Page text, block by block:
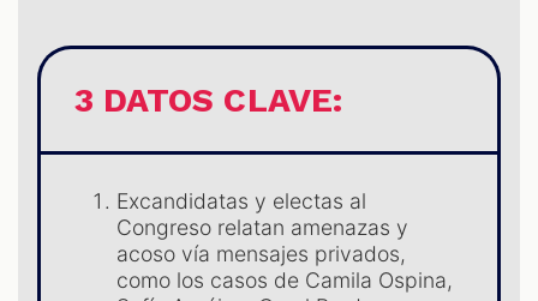
3 DATOS CLAVE:
Excandidatas y electas al
Congreso relatan amenazas y
acoso vía mensajes privados,
como los casos de Camila Ospina,